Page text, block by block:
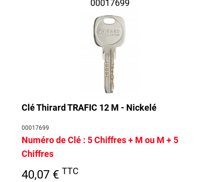
Clé Thirard TRAFIC 12 M - Nickelé
00017699
Numéro de Clé : 5 Chiffres + M ou M + 5
Chiffres
40,07 € TTC